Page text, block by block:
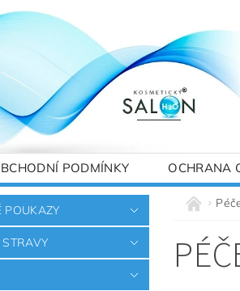
PODMÍNKY OCHRANA
POUKAZY